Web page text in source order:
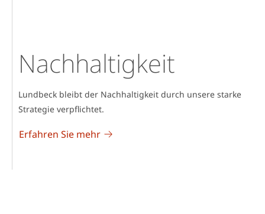
Nachhaltigkeit
Lundbeck bleibt der Nachhaltigkeit durch unsere starke
Strategie verpflichtet.
Erfahren Sie mehr